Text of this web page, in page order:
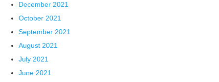
December 2021
October 2021
September 2021
August 2021
July 2021
June 2021